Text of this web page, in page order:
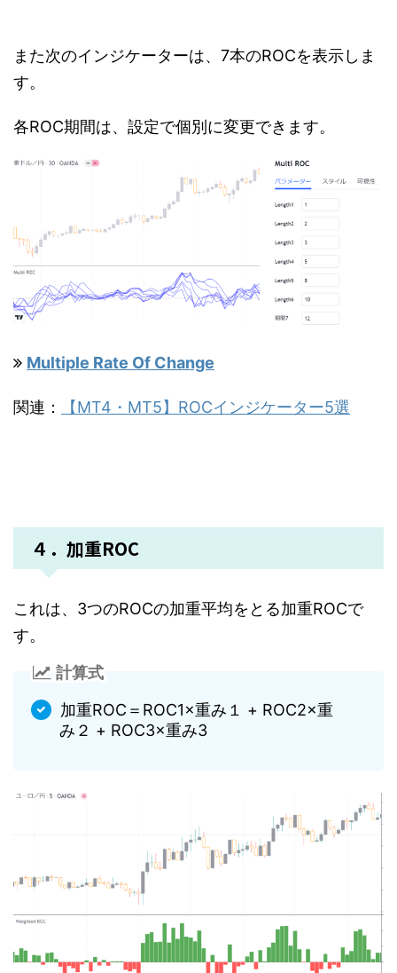
また次のインジケーターは、7本のROCを表示しま
す。
各ROC期間は、設定で個別に変更できます。
Multiple Rate Of Change
関連： 【MT4・MT5】ROCインジケーター5選
４．加重ROC
これは、3つのROCの加重平均をとる加重ROCで
す。
計算式
加重ROC＝ROC1×重み１ + ROC2×重
み２ + ROC3×重み3